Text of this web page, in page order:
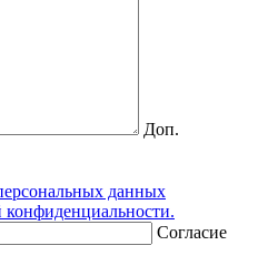
Доп.
данных
Согласие